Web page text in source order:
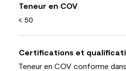
Teneur en COV
< 50
Certifications et
Teneur en COV conforme